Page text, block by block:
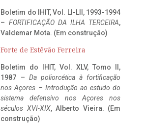
Boletim do IHIT, Vol. LI-LII, 1993-1994
– FORTIFICAÇÃO DA ILHA TERCEIRA,
Valdemar Mota. (Em construção)
Forte de Estêvão Ferreira
Boletim do IHIT, Vol. XLV, Tomo II,
1987 – Da poliorcética à fortificação
nos Açores – Introdução ao estudo do
sistema defensivo nos Açores nos
séculos XVI-XIX, Alberto Vieira. (Em
construção)